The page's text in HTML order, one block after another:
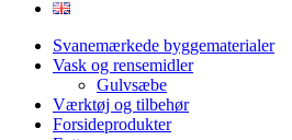
Svanemærkede byggematerialer
Vask og rensemidler
Gulvsæbe
Værktøj og tilbehør
Forsideprodukter